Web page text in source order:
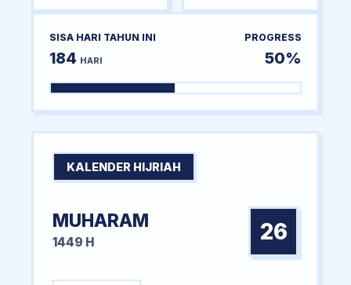
SISA HARI TAHUN INI
184 HARI
PROGRESS
50%
KALENDER HIJRIAH
MUHARAM
1449 H 26